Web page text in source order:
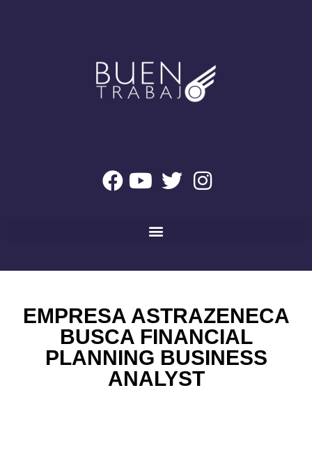
EMPRESA ASTRAZENECA
BUSCA FINANCIAL
PLANNING BUSINESS
ANALYST